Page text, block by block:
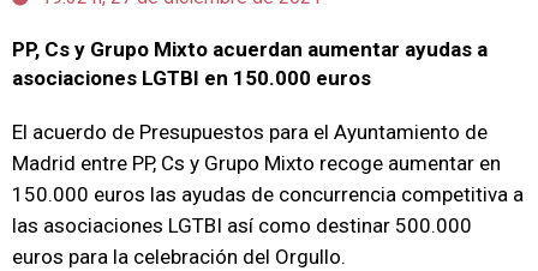
PP, Cs y Grupo Mixto acuerdan aumentar ayudas a
asociaciones LGTBI en 150.000 euros
El acuerdo de Presupuestos para el Ayuntamiento de
Madrid entre PP, Cs y Grupo Mixto recoge aumentar en
150.000 euros las ayudas de concurrencia competitiva a
las asociaciones LGTBI así como destinar 500.000
euros para la celebración del Orgullo.